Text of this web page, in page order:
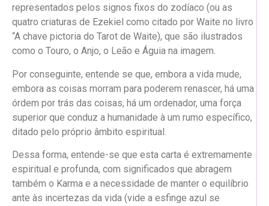
representados pelos signos fixos do zodíaco (ou as
quatro criaturas de Ezekiel como citado por Waite no livro
“A chave pictoria do Tarot de Waite), que são ilustrados
como o Touro, o Anjo, o Leão e Águia na imagem.
Por conseguinte, entende se que, embora a vida mude,
embora as coisas morram para poderem renascer, há uma
órdem por trás das coisas, há um ordenador, uma força
superior que conduz a humanidade à um rumo específico,
ditado pelo próprio âmbito espiritual.
Dessa forma, entende-se que esta carta é extremamente
espiritual e profunda, com significados que abragem
também o Karma e a necessidade de manter o equilíbrio
ante às incertezas da vida (vide a esfinge azul se